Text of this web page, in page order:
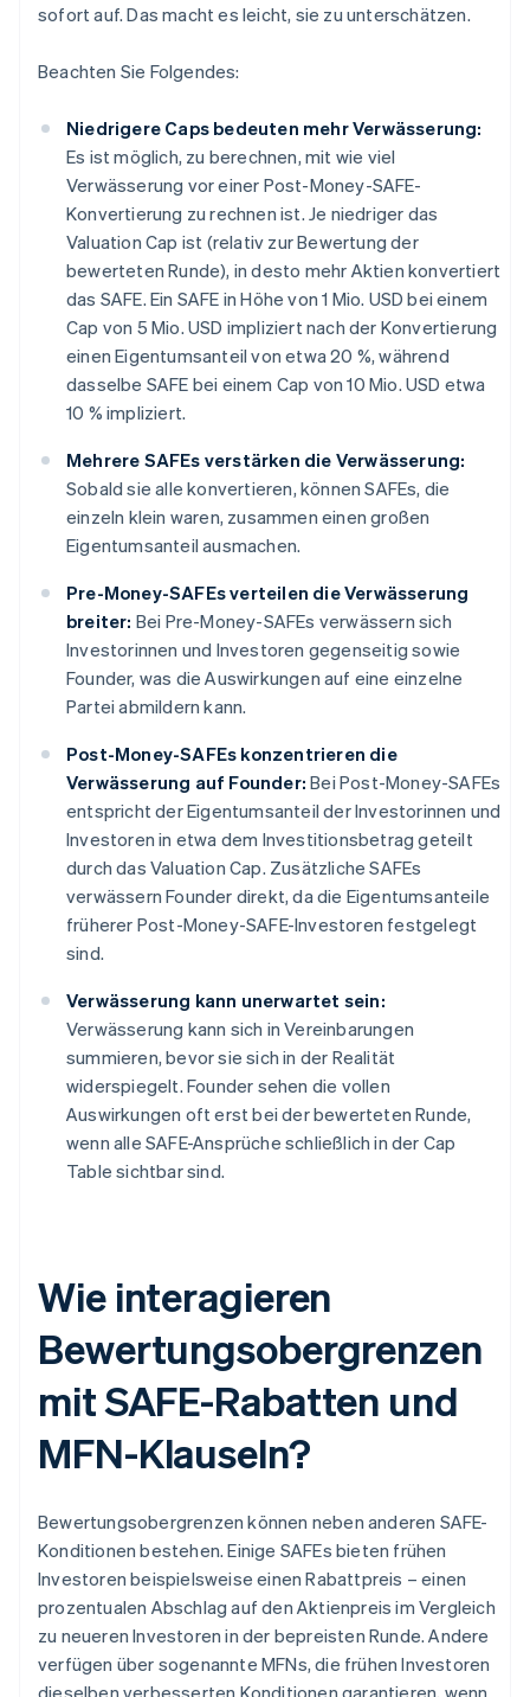
sofort auf. Das macht es leicht, sie zu unterschätzen.
Beachten Sie Folgendes:
Niedrigere Caps bedeuten mehr Verwässerung:
Es ist möglich, zu berechnen, mit wie viel
Verwässerung vor einer Post-Money-SAFE-
Konvertierung zu rechnen ist. Je niedriger das
Valuation Cap ist (relativ zur Bewertung der
bewerteten Runde), in desto mehr Aktien konvertiert
das SAFE. Ein SAFE in Höhe von 1 Mio. USD bei einem
Cap von 5 Mio. USD impliziert nach der Konvertierung
einen Eigentumsanteil von etwa 20 %, während
dasselbe SAFE bei einem Cap von 10 Mio. USD etwa
10 % impliziert.
Mehrere SAFEs verstärken die Verwässerung:
Sobald sie alle konvertieren, können SAFEs, die
einzeln klein waren, zusammen einen großen
Eigentumsanteil ausmachen.
Pre-Money-SAFEs verteilen die Verwässerung
breiter: Bei Pre-Money-SAFEs verwässern sich
Investorinnen und Investoren gegenseitig sowie
Founder, was die Auswirkungen auf eine einzelne
Partei abmildern kann.
Post-Money-SAFEs konzentrieren die
Verwässerung auf Founder: Bei Post-Money-SAFEs
entspricht der Eigentumsanteil der Investorinnen und
Investoren in etwa dem Investitionsbetrag geteilt
durch das Valuation Cap. Zusätzliche SAFEs
verwässern Founder direkt, da die Eigentumsanteile
früherer Post-Money-SAFE-Investoren festgelegt
sind.
Verwässerung kann unerwartet sein:
Verwässerung kann sich in Vereinbarungen
summieren, bevor sie sich in der Realität
widerspiegelt. Founder sehen die vollen
Auswirkungen oft erst bei der bewerteten Runde,
wenn alle SAFE-Ansprüche schließlich in der Cap
Table sichtbar sind.
Wie interagieren
Bewertungsobergrenzen
mit SAFE-Rabatten und
MFN-Klauseln?
Bewertungsobergrenzen können neben anderen SAFE-
Konditionen bestehen. Einige SAFEs bieten frühen
Investoren beispielsweise einen Rabattpreis – einen
prozentualen Abschlag auf den Aktienpreis im Vergleich
zu neueren Investoren in der bepreisten Runde. Andere
verfügen über sogenannte MFNs, die frühen Investoren